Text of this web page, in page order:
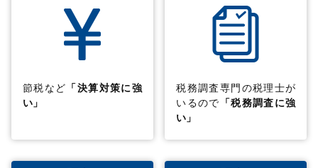
節税など 「決算対策に強
い」
税務調査専門の税理士が
いるので
「税務調査に強
い」